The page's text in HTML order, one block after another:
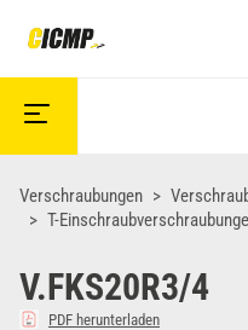
Verschraubungen
T-
V.FKS20R3/4
PDF herunterladen